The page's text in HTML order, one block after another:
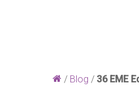
/ Blog / 36 EME